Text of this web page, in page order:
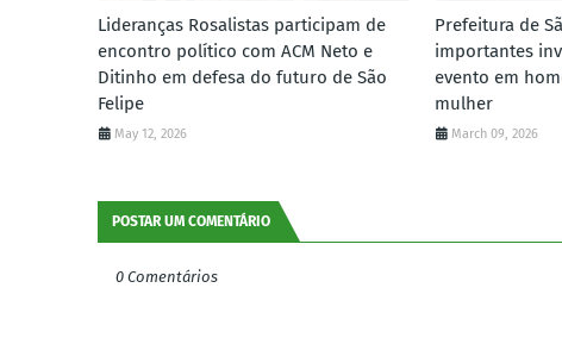
Lideranças Rosalistas participam de
encontro político com ACM Neto e
Ditinho em defesa do futuro de São
Felipe
May 12, 2026
Prefeitura de
importantes
evento em
mulher
March 09, 2026
POSTAR UM COMENTÁRIO
0 Comentários